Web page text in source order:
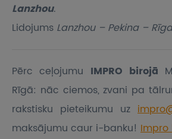
Lanzhou.
Lidojums Lanzhou – Pekina –
Pērc ceļojumu IMPRO birojā
Rīgā: nāc ciemos, zvani pa
rakstisku pieteikumu uz
maksājumu caur i-banku! Impro